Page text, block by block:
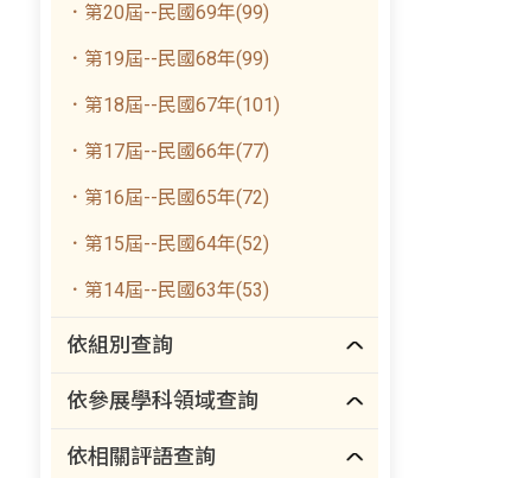
．第20屆--民國69年(99)
．第19屆--民國68年(99)
．第18屆--民國67年(101)
．第17屆--民國66年(77)
．第16屆--民國65年(72)
．第15屆--民國64年(52)
．第14屆--民國63年(53)
依組別查詢
依參展學科領域查詢
依相關評語查詢